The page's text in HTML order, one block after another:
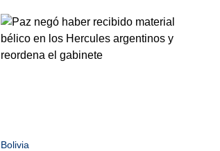
Bolivia